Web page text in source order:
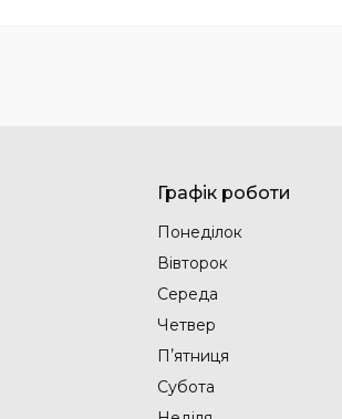
Графік роботи
Понеділок
Вівторок
Середа
Четвер
Пʼятниця
Субота